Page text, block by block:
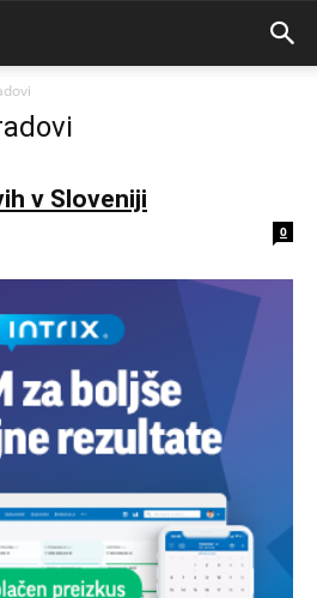
v Sloveniji
0